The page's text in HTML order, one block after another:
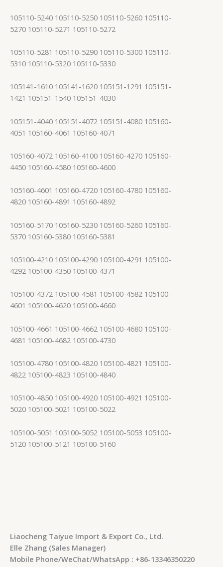
105110-5240 105110-5250 105110-5260 105110-
5270 105110-5271 105110-5272
105110-5281 105110-5290 105110-5300 105110-
5310 105110-5320 105110-5330
105141-1610 105141-1620 105151-1291 105151-
1421 105151-1540 105151-4030
105151-4040 105151-4072 105151-4080 105160-
4051 105160-4061 105160-4071
105160-4072 105160-4100 105160-4270 105160-
4450 105160-4580 105160-4600
105160-4601 105160-4720 105160-4780 105160-
4820 105160-4891 105160-4892
105160-5170 105160-5230 105160-5260 105160-
5370 105160-5380 105160-5381
105100-4210 105100-4290 105100-4291 105100-
4292 105100-4350 105100-4371
105100-4372 105100-4581 105100-4582 105100-
4601 105100-4620 105100-4660
105100-4661 105100-4662 105100-4680 105100-
4681 105100-4682 105100-4730
105100-4780 105100-4820 105100-4821 105100-
4822 105100-4823 105100-4840
105100-4850 105100-4920 105100-4921 105100-
5020 105100-5021 105100-5022
105100-5051 105100-5052 105100-5053 105100-
5120 105100-5121 105100-5160
Liaocheng Taiyue Import & Export Co., Ltd.
Elle Zhang (Sales Manager)
Mobile Phone/WeChat/WhatsApp : +86-13346350220